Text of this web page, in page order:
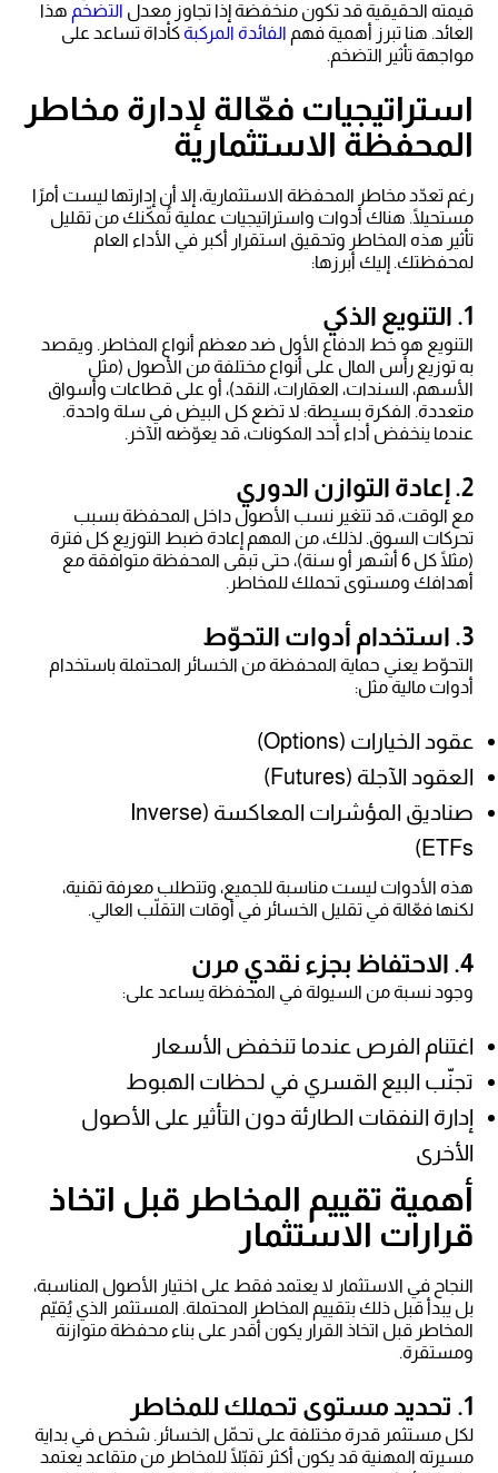
قيمته الحقيقية قد تكون منخفضة إذا تجاوز معدل التضخم هذا
العائد. هنا تبرز أهمية فهم الفائدة المركبة كأداة تساعد على
مواجهة تأثير التضخم.
استراتيجيات فعّالة لإدارة مخاطر
المحفظة الاستثمارية
رغم تعدّد مخاطر المحفظة الاستثمارية، إلا أن إدارتها ليست أمرًا
مستحيلًا. هناك أدوات واستراتيجيات عملية تُمكّنك من تقليل
تأثير هذه المخاطر وتحقيق استقرار أكبر في الأداء العام
لمحفظتك. إليك أبرزها:
1. التنويع الذكي
التنويع هو خط الدفاع الأول ضد معظم أنواع المخاطر. ويقصد
به توزيع رأس المال على أنواع مختلفة من الأصول (مثل
الأسهم، السندات، العقارات، النقد)، أو على قطاعات وأسواق
متعددة. الفكرة بسيطة: لا تضع كل البيض في سلة واحدة.
عندما ينخفض أداء أحد المكونات، قد يعوّضه الآخر.
2. إعادة التوازن الدوري
مع الوقت، قد تتغير نسب الأصول داخل المحفظة بسبب
تحركات السوق. لذلك، من المهم إعادة ضبط التوزيع كل فترة
(مثلًا كل 6 أشهر أو سنة)، حتى تبقى المحفظة متوافقة مع
أهدافك ومستوى تحملك للمخاطر.
3. استخدام أدوات التحوّط
التحوّط يعني حماية المحفظة من الخسائر المحتملة باستخدام
أدوات مالية مثل:
عقود الخيارات (Options)
العقود الآجلة (Futures)
صناديق المؤشرات المعاكسة (Inverse
ETFs)
هذه الأدوات ليست مناسبة للجميع، وتتطلب معرفة تقنية،
لكنها فعّالة في تقليل الخسائر في أوقات التقلّب العالي.
4. الاحتفاظ بجزء نقدي مرن
وجود نسبة من السيولة في المحفظة يساعد على:
اغتنام الفرص عندما تنخفض الأسعار
تجنّب البيع القسري في لحظات الهبوط
إدارة النفقات الطارئة دون التأثير على الأصول
الأخرى
أهمية تقييم المخاطر قبل اتخاذ
قرارات الاستثمار
النجاح في الاستثمار لا يعتمد فقط على اختيار الأصول المناسبة،
بل يبدأ قبل ذلك بتقييم المخاطر المحتملة. المستثمر الذي يُقيّم
المخاطر قبل اتخاذ القرار يكون أقدر على بناء محفظة متوازنة
ومستقرة.
1. تحديد مستوى تحملك للمخاطر
لكل مستثمر قدرة مختلفة على تحمّل الخسائر. شخص في بداية
مسيرته المهنية قد يكون أكثر تقبّلًا للمخاطر من متقاعد يعتمد